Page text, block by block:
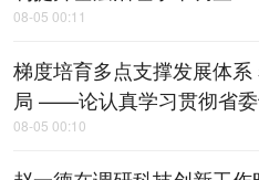
08-05 00:11
梯度培育多点支撑发展体
局 ——论认真学习贯彻省
08-05 00:10